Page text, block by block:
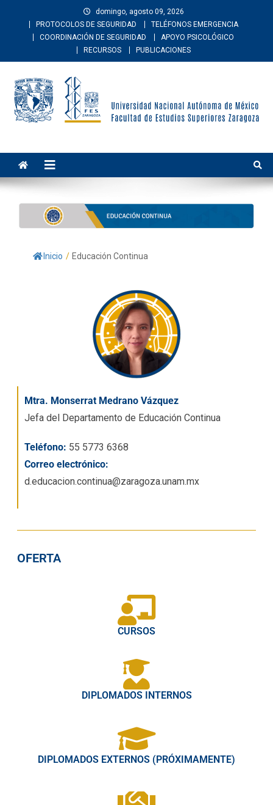
domingo, agosto 09, 2026
PROTOCOLOS DE SEGURIDAD
TELÉFONOS EMERGENCIA
COORDINACIÓN DE SEGURIDAD
APOYO PSICOLÓGICO
RECURSOS
PUBLICACIONES
Superiores Zaragoza
de México. Imparte educación en los niveles de licenciatura y
posgrado en las áreas de las ciencias de la salud, sociales, del
Inicio / Educación Continua
Mtra. Monserrat Medrano Vázquez
Jefa del Departamento de Educación Continua
Teléfono: 55 5773 6368
Correo electrónico:
d.educacion.continua@zaragoza.unam.mx
OFERTA
CURSOS
DIPLOMADOS INTERNOS
DIPLOMADOS EXTERNOS (PRÓXIMAMENTE)